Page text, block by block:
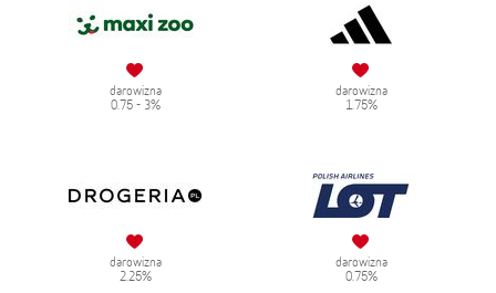
darowizna
0.75 - 3%
darowizna
1.75%
darowizna
2.25%
darowizna
0.75%